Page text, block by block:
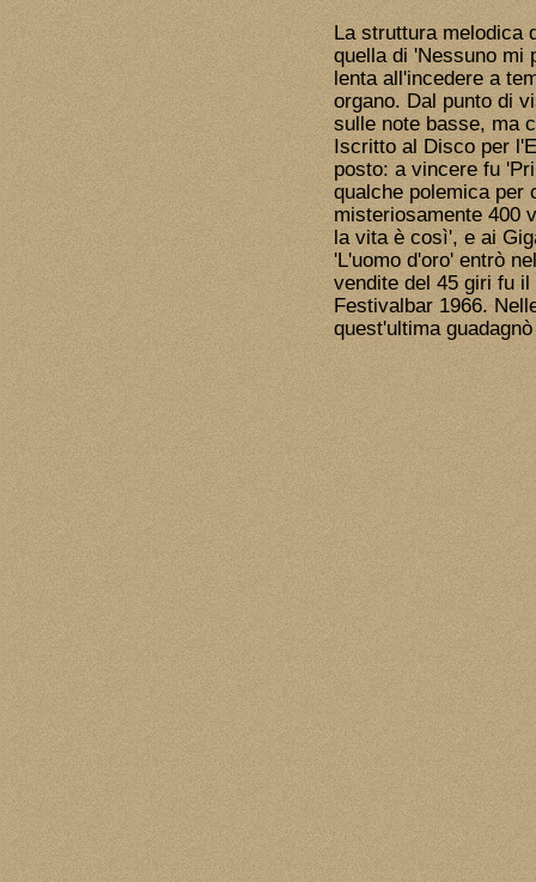
La struttura melodica
quella di 'Nessuno mi
lenta all'incedere a
organo. Dal punto di
sulle note basse, ma
Iscritto al Disco per
posto: a vincere fu
qualche polemica per
misteriosamente 400
la vita è così', e ai
'L'uomo d'oro' entrò
vendite del 45 giri fu
Festivalbar 1966.
quest'ultima